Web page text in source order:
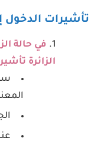
تأشيرات الدخول
في حالة
الزائرة